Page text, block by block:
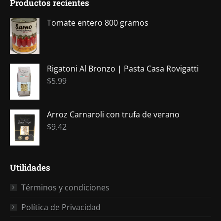
opens
in
new
window
opens
in
new
window
opens
in
opens
in
opens
in
Productos recientes
Tomate entero 800 gramos
Rigatoni Al Bronzo | Pasta Casa Rovigatti
$5.99
Arroz Carnaroli con trufa de verano
$9.42
Utilidades
Términos y condiciones
Política de Privacidad